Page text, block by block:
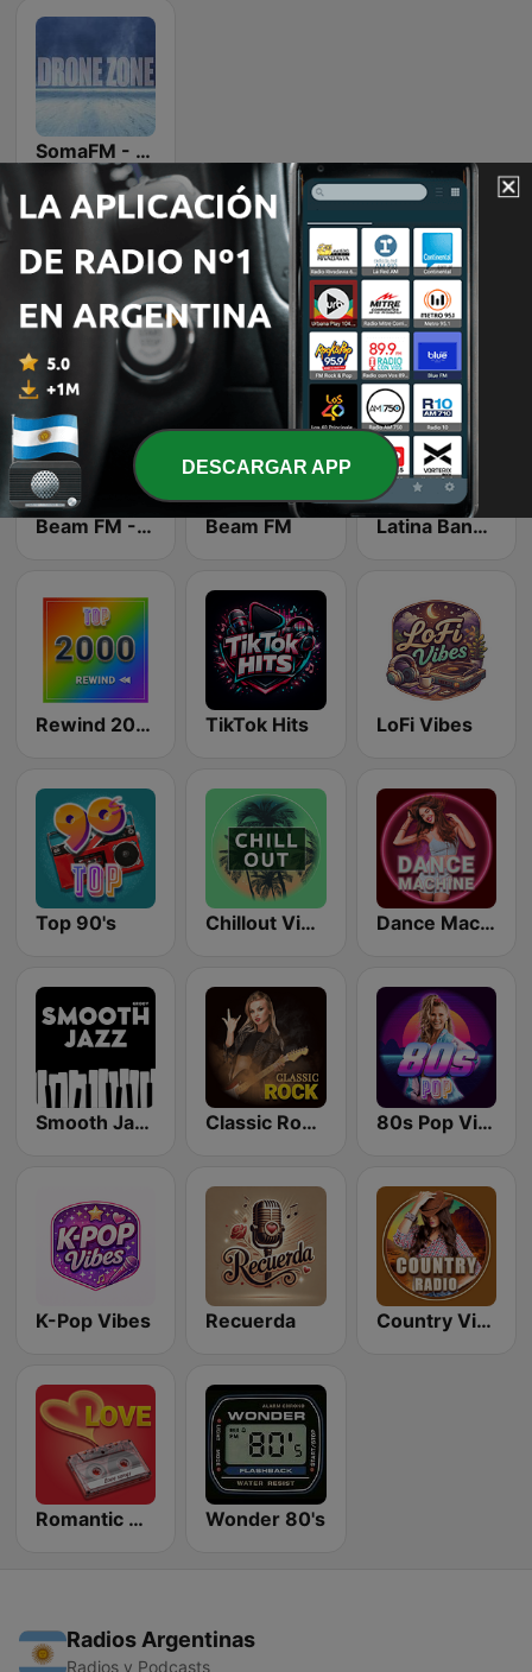
SomaFM - Drone Zone
Emisoras de radio online que nos gustan
Beam FM - Adult Hits Beam FM Latina Bandida!
Rewind 2000's TikTok Hits LoFi Vibes
Top 90's Chillout Vibes Dance Machine
Smooth Jazz - Groov Classic Rock Station 80s Pop Vibes
K-Pop Vibes Recuerda Country Vibes
Romantic Vibes Wonder 80's
Radios Argentinas
Radios y Podcasts
DESCARGAR APP